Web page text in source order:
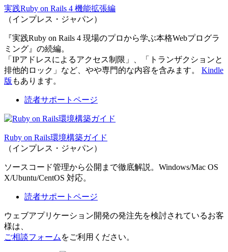
実践Ruby on Rails 4 機能拡張編
（インプレス・ジャパン）
『実践Ruby on Rails 4 現場のプロから学ぶ本格Webプログラ
ミング』の続編。
「IPアドレスによるアクセス制限」、「トランザクションと
排他的ロック」など、やや専門的な内容を含みます。 Kindle
版 もあります。
読者サポートページ
Ruby on Rails環境構築ガイド
（インプレス・ジャパン）
ソースコード管理から公開まで徹底解説。Windows/Mac OS
X/Ubuntu/CentOS 対応。
読者サポートページ
ウェブアプリケーション開発の発注先を検討されているお客
様は、
ご相談フォーム をご利用ください。